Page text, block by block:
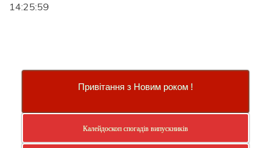
14:26:00
Привітання з Новим роком !
Калейдоскоп спогадів випускників